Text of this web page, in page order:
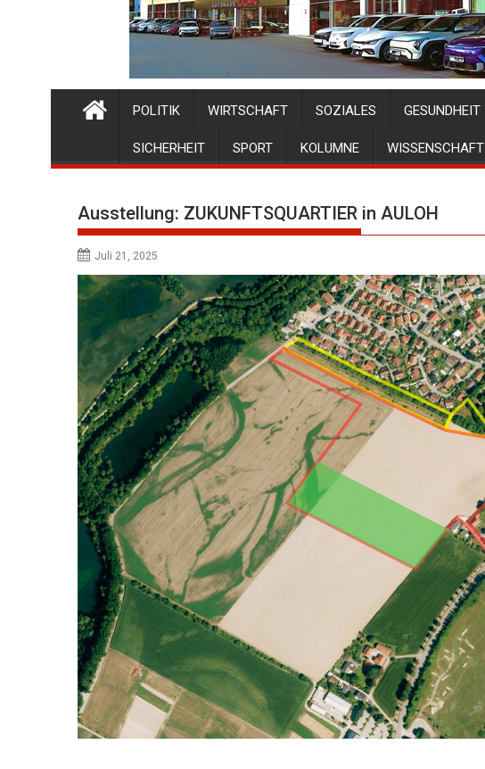
POLITIK WIRTSCHAFT SOZIALES GESUNDHEIT
SICHERHEIT SPORT KOLUMNE WISSENSCHAFT
Ausstellung: ZUKUNFTSQUARTIER in AULOH
Juli 21, 2025